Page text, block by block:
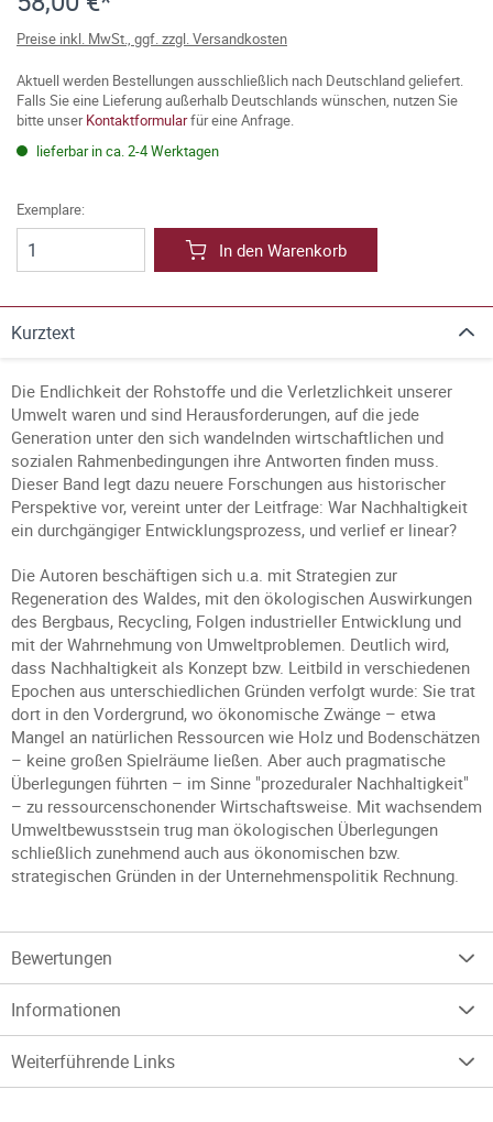
Preise inkl. MwSt., ggf. zzgl. Versandkosten
Aktuell werden Bestellungen ausschließlich nach Deutschland geliefert.
Falls Sie eine Lieferung außerhalb Deutschlands wünschen, nutzen Sie
bitte unserKontaktformularfür eine Anfrage.
lieferbar in ca. 2-4 Werktagen
Exemplare:
In den Warenkorb
Kurztext
Die Endlichkeit der Rohstoffe und die Verletzlichkeit unserer
Umwelt waren und sind Herausforderungen, auf die jede
Generation unter den sich wandelnden wirtschaftlichen und
sozialen Rahmenbedingungen ihre Antworten finden muss.
Dieser Band legt dazu neuere Forschungen aus historischer
Perspektive vor, vereint unter der Leitfrage: War Nachhaltigkeit
ein durchgängiger Entwicklungsprozess, und verlief er linear?
Die Autoren beschäftigen sich u.a. mit Strategien zur
Regeneration des Waldes, mit den ökologischen Auswirkungen
des Bergbaus, Recycling, Folgen industrieller Entwicklung und
mit der Wahrnehmung von Umweltproblemen. Deutlich wird,
dass Nachhaltigkeit als Konzept bzw. Leitbild in verschiedenen
Epochen aus unterschiedlichen Gründen verfolgt wurde: Sie trat
dort in den Vordergrund, wo ökonomische Zwänge – etwa
Mangel an natürlichen Ressourcen wie Holz und Bodenschätzen
– keine großen Spielräume ließen. Aber auch pragmatische
Überlegungen führten – im Sinne "prozeduraler Nachhaltigkeit"
– zu ressourcenschonender Wirtschaftsweise. Mit wachsendem
Umweltbewusstsein trug man ökologischen Überlegungen
schließlich zunehmend auch aus ökonomischen bzw.
strategischen Gründen in der Unternehmenspolitik Rechnung.
Bewertungen
Informationen
Weiterführende Links